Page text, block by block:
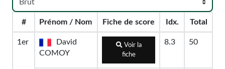
# Prénom / Nom Fiche de score Idx. Total
1er
David
COMOY
Voir la
fiche
8.3 50